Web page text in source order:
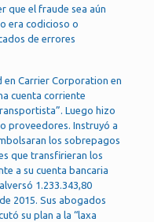
que el fraude sea aún
era codicioso o
de errores
en Carrier Corporation en
cuenta corriente
Luego hizo
proveedores. Instruyó a
los sobrepagos
que transfirieran los
a su cuenta bancaria
1.233.343,80
2015. Sus abogados
su plan a la “laxa